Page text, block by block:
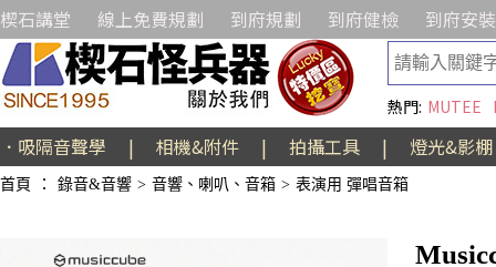
楔石講堂 線上免費規劃 到府規劃 到府健檢 到府安裝
熱門: MUTEE
．吸隔音聲學 | 相機&附件 | 拍攝工具 | 燈光&影棚
首頁 ： 錄音&音響 > 音響、喇叭、音箱 > 表演用 彈唱音箱